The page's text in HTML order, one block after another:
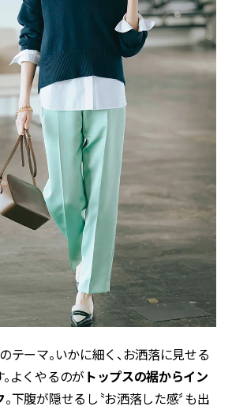
テーマ。いかに細く、お洒落に見せる
よくやるのが トップスの裾からイン
。下腹が隠せるし〝お洒落した感〞も出